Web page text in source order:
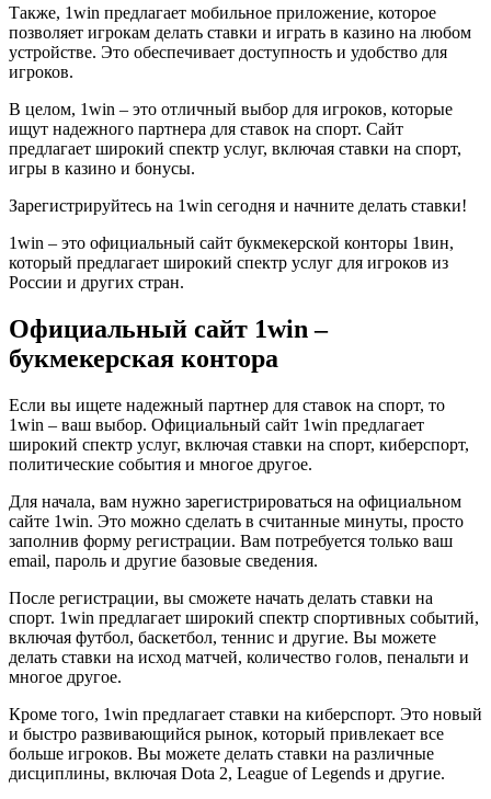
Также, 1win предлагает мобильное приложение, которое
позволяет игрокам делать ставки и играть в казино на любом
устройстве. Это обеспечивает доступность и удобство для
игроков.
В целом, 1win – это отличный выбор для игроков, которые
ищут надежного партнера для ставок на спорт. Сайт
предлагает широкий спектр услуг, включая ставки на спорт,
игры в казино и бонусы.
Зарегистрируйтесь на 1win сегодня и начните делать ставки!
1win – это официальный сайт букмекерской конторы 1вин,
который предлагает широкий спектр услуг для игроков из
России и других стран.
Официальный сайт 1win –
букмекерская контора
Если вы ищете надежный партнер для ставок на спорт, то
1win – ваш выбор. Официальный сайт 1win предлагает
широкий спектр услуг, включая ставки на спорт, киберспорт,
политические события и многое другое.
Для начала, вам нужно зарегистрироваться на официальном
сайте 1win. Это можно сделать в считанные минуты, просто
заполнив форму регистрации. Вам потребуется только ваш
email, пароль и другие базовые сведения.
После регистрации, вы сможете начать делать ставки на
спорт. 1win предлагает широкий спектр спортивных событий,
включая футбол, баскетбол, теннис и другие. Вы можете
делать ставки на исход матчей, количество голов, пенальти и
многое другое.
Кроме того, 1win предлагает ставки на киберспорт. Это новый
и быстро развивающийся рынок, который привлекает все
больше игроков. Вы можете делать ставки на различные
дисциплины, включая Dota 2, League of Legends и другие.